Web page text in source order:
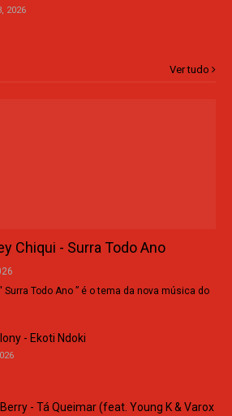
2026
Ver tudo
Chiqui - Surra Todo Ano
“ Surra Todo Ano ” é o tema da nova música do
- Ekoti Ndoki
- Tá Queimar (feat. Young K & Varox